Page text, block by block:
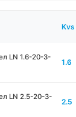
Kvs
LN 1.6-20-3-
1.6
LN 2.5-20-3-
2.5